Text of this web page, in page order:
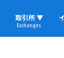
取引所 ▼
Exchanges